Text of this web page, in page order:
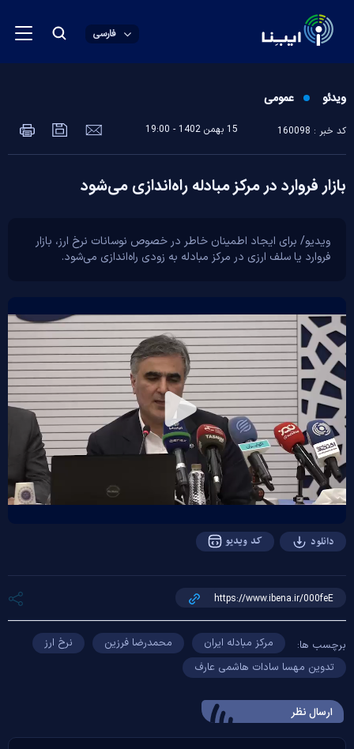
فارسی
ویدئو عمومی
کد خبر : 160098 15 بهمن 1402 - 19:00
بازار فروارد در مرکز مبادله راه‌اندازی می‌شود
ویدیو/ برای ایجاد اطمینان خاطر در خصوص نوسانات نرخ ارز، بازار
فروارد یا سلف ارزی در مرکز مبادله به زودی راه‌اندازی می‌شود.
Play
Video
دانلود کد ویدیو
برچسب ها: مرکز مبادله ایران محمدرضا فرزین
نرخ ارز
تدوین مهسا سادات هاشمی عارف
ارسال‌ نظر